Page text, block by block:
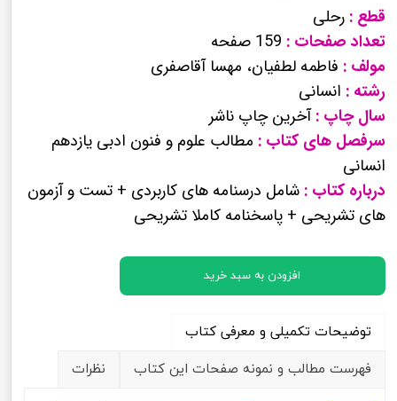
قطع : رحلی
تعداد صفحات : 159 صفحه
مولف : فاطمه لطفیان، مهسا آقاصفری
رشته : انسانی
سال چاپ :آخرین چاپ ناشر
سرفصل های کتاب : مطالب علوم و فنون ادبی یازدهم
انسانی
درباره کتاب : شامل درسنامه های کاربردی + تست و آزمون
های تشریحی + پاسخنامه کاملا تشریحی
افزودن به سبد خرید
توضیحات تکمیلی و معرفی کتاب
فهرست مطالب و نمونه صفحات این کتاب
نظرات